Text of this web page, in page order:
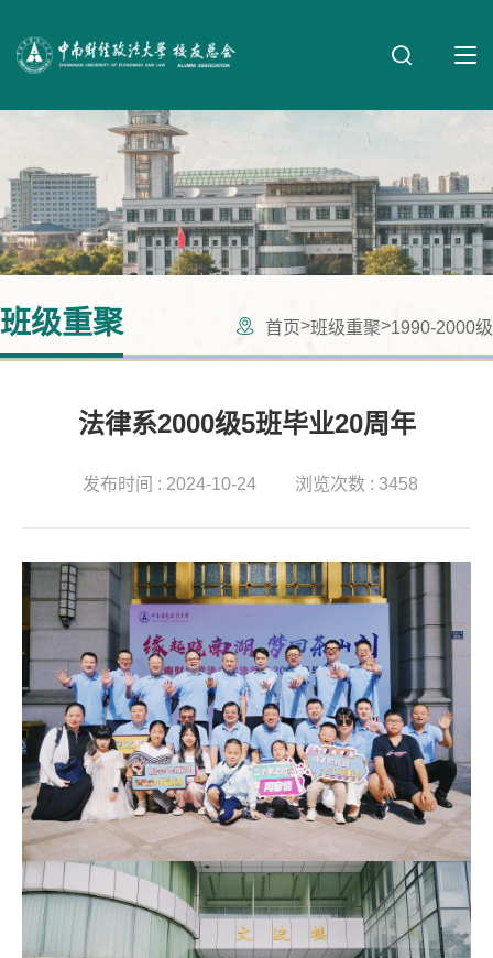
班级重聚 首页>班级重聚>1990-2000级
法律系2000级5班毕业20周年
发布时间 : 2024-10-24 浏览次数 : 3458